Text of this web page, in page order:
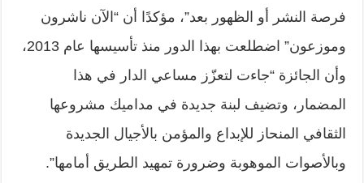
فرصة النشر أو الظهور بعد”، مؤكدًا أن “الآن ناشرون
وموزعون” اضطلعت بهذا الدور منذ تأسيسها عام 2013،
وأن الجائزة “جاءت لتعزّز مساعي الدار في هذا
المضمار، وتضيف لبنة جديدة في مداميك مشروعها
الثقافي المنحاز للإبداع والمؤمن بالأجيال الجديدة
وبالأصوات الموهوبة وضرورة تمهيد الطريق أمامها”.